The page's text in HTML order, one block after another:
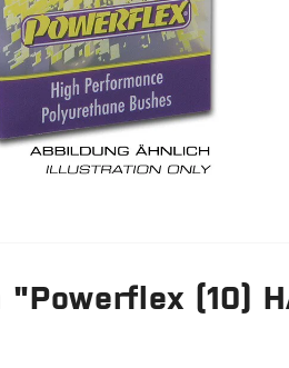
(10)